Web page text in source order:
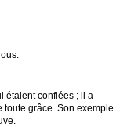
étaient confiées ; il a
toute grâce. Son exemple